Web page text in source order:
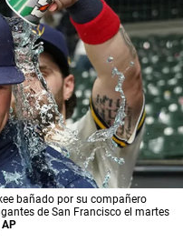
bañado por su compañero
de San Francisco el martes
AP